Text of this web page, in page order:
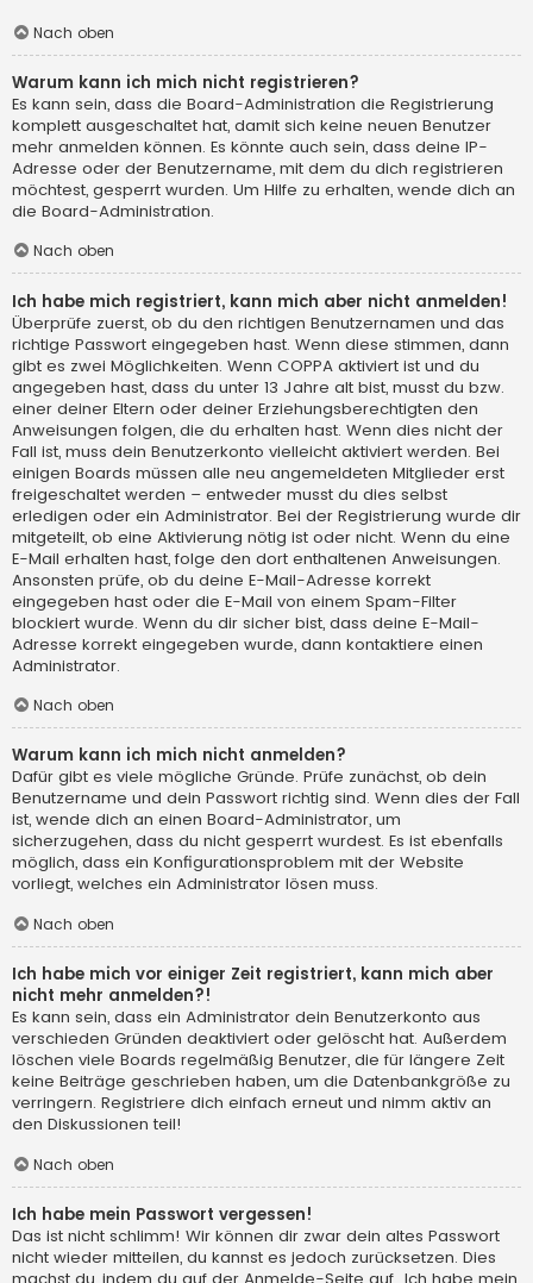
Nach oben
Warum kann ich mich nicht registrieren?
Es kann sein, dass die Board-Administration die Registrierung
komplett ausgeschaltet hat, damit sich keine neuen Benutzer
mehr anmelden können. Es könnte auch sein, dass deine IP-
Adresse oder der Benutzername, mit dem du dich registrieren
möchtest, gesperrt wurden. Um Hilfe zu erhalten, wende dich an
die Board-Administration.
Nach oben
Ich habe mich registriert, kann mich aber nicht anmelden!
Überprüfe zuerst, ob du den richtigen Benutzernamen und das
richtige Passwort eingegeben hast. Wenn diese stimmen, dann
gibt es zwei Möglichkeiten. Wenn COPPA aktiviert ist und du
angegeben hast, dass du unter 13 Jahre alt bist, musst du bzw.
einer deiner Eltern oder deiner Erziehungsberechtigten den
Anweisungen folgen, die du erhalten hast. Wenn dies nicht der
Fall ist, muss dein Benutzerkonto vielleicht aktiviert werden. Bei
einigen Boards müssen alle neu angemeldeten Mitglieder erst
freigeschaltet werden – entweder musst du dies selbst
erledigen oder ein Administrator. Bei der Registrierung wurde dir
mitgeteilt, ob eine Aktivierung nötig ist oder nicht. Wenn du eine
E-Mail erhalten hast, folge den dort enthaltenen Anweisungen.
Ansonsten prüfe, ob du deine E-Mail-Adresse korrekt
eingegeben hast oder die E-Mail von einem Spam-Filter
blockiert wurde. Wenn du dir sicher bist, dass deine E-Mail-
Adresse korrekt eingegeben wurde, dann kontaktiere einen
Administrator.
Nach oben
Warum kann ich mich nicht anmelden?
Dafür gibt es viele mögliche Gründe. Prüfe zunächst, ob dein
Benutzername und dein Passwort richtig sind. Wenn dies der Fall
ist, wende dich an einen Board-Administrator, um
sicherzugehen, dass du nicht gesperrt wurdest. Es ist ebenfalls
möglich, dass ein Konfigurationsproblem mit der Website
vorliegt, welches ein Administrator lösen muss.
Nach oben
Ich habe mich vor einiger Zeit registriert, kann mich aber
nicht mehr anmelden?!
Es kann sein, dass ein Administrator dein Benutzerkonto aus
verschieden Gründen deaktiviert oder gelöscht hat. Außerdem
löschen viele Boards regelmäßig Benutzer, die für längere Zeit
keine Beiträge geschrieben haben, um die Datenbankgröße zu
verringern. Registriere dich einfach erneut und nimm aktiv an
den Diskussionen teil!
Nach oben
Ich habe mein Passwort vergessen!
Das ist nicht schlimm! Wir können dir zwar dein altes Passwort
nicht wieder mitteilen, du kannst es jedoch zurücksetzen. Dies